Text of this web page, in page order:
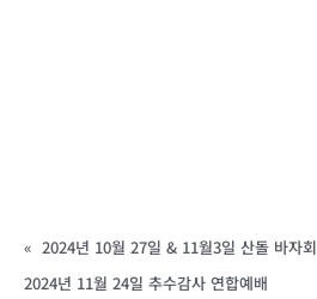
« 2024년 10월 27일 & 11월3일 산돌 바자회
2024년 11월 24일 추수감사 연합예배